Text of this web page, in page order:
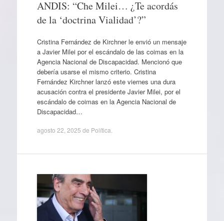
ANDIS: “Che Milei… ¿Te acordás
de la ‘doctrina Vialidad’?”
Cristina Fernández de Kirchner le envió un mensaje
a Javier Milei por el escándalo de las coimas en la
Agencia Nacional de Discapacidad. Mencionó que
debería usarse el mismo criterio. Cristina
Fernández Kirchner lanzó este viernes una dura
acusación contra el presidente Javier Milei, por el
escándalo de coimas en la Agencia Nacional de
Discapacidad…
agosto 22, 2025 de Política